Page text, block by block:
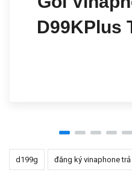
D99KPlus
d199g đăng ký vinaphone trả